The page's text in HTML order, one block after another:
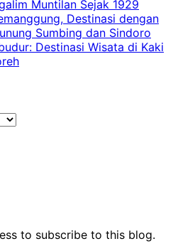
Muntilan Sejak 1929
Destinasi dengan
Sumbing dan Sindoro
Destinasi Wisata di Kaki
to subscribe to this blog.